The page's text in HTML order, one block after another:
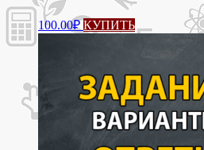
100.00₽ КУПИТЬ